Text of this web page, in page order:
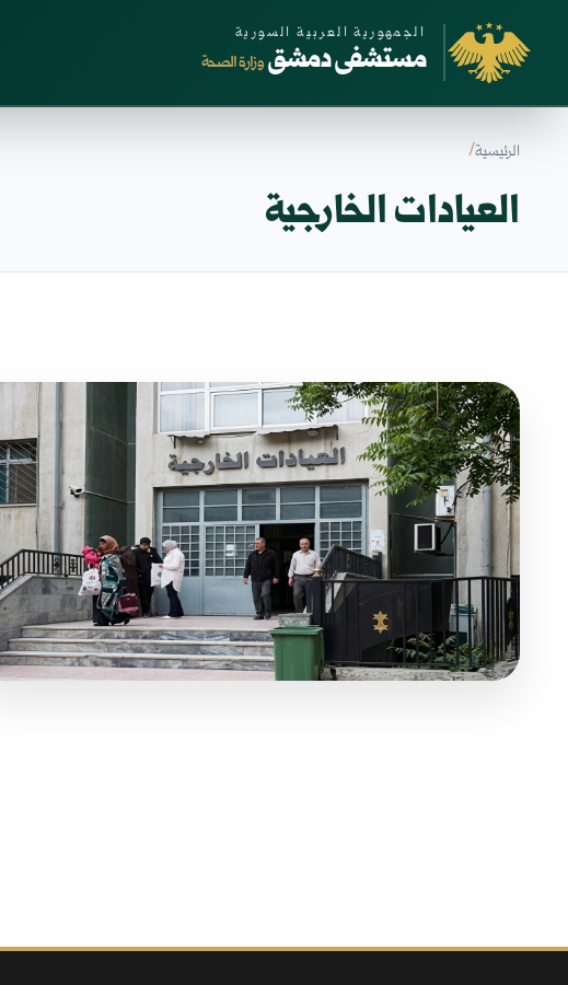
الجمهورية العربية السورية
مستشفى دمشق وزارة الصحة
الرئيسية
العيادات الخارجية